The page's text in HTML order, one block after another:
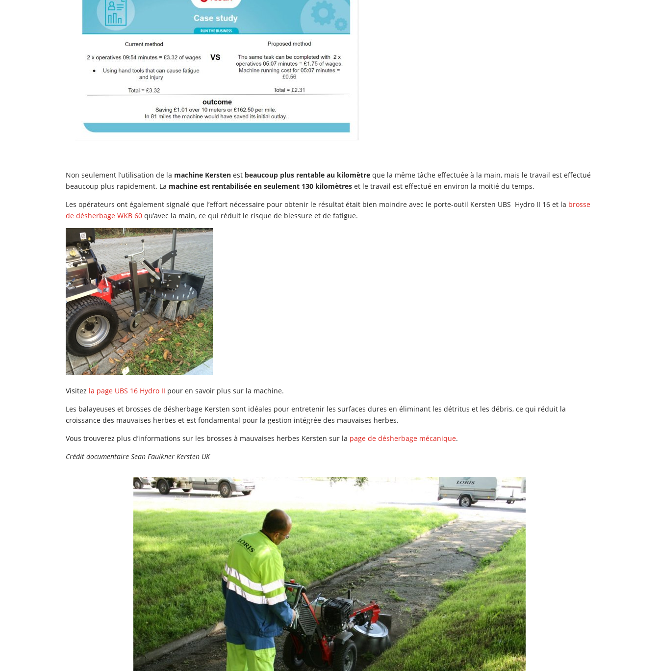
Non seulement l’utilisation de la machine Kersten est beaucoup plus rentable au kilomètre que la même tâche effectuée à la main, mais le travail est effectué
beaucoup plus rapidement. La machine est rentabilisée en seulement 130 kilomètres et le travail est effectué en environ la moitié du temps.
Les opérateurs ont également signalé que l’effort nécessaire pour obtenir le résultat était bien moindre avec le porte-outil Kersten UBS Hydro II 16 et la brosse
de désherbage WKB 60 qu’avec la main, ce qui réduit le risque de blessure et de fatigue.
Visitez la page UBS 16 Hydro II pour en savoir plus sur la machine.
Les balayeuses et brosses de désherbage Kersten sont idéales pour entretenir les surfaces dures en éliminant les détritus et les débris, ce qui réduit la
croissance des mauvaises herbes et est fondamental pour la gestion intégrée des mauvaises herbes.
Vous trouverez plus d’informations sur les brosses à mauvaises herbes Kersten sur la page de désherbage mécanique.
Crédit documentaire Sean Faulkner Kersten UK